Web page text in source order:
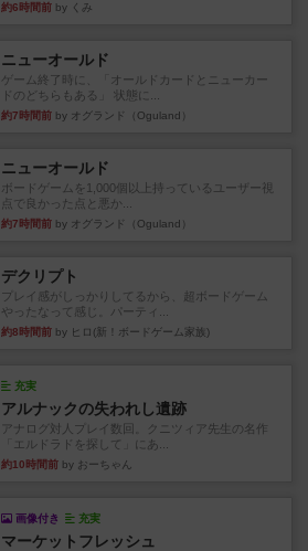
約6時間前 by くみ
ニューオールド
ゲーム終了時に、「オールドカードとニューカー
ドのどちらもある」 状態に...
約7時間前 by オグランド（Oguland）
ニューオールド
ボードゲームを1,000個以上持っているユーザー視
点で良かった点と悪か...
約7時間前 by オグランド（Oguland）
デクリプト
プレイ感がしっかりしてるから、超ボードゲーム
やったなって感じ。パーティ...
約8時間前 by ヒロ(新！ボードゲーム家族)
充実
アルナックの失われし遺跡
アナログ対人プレイ数回。クニツィア先生の名作
「エルドラドを探して」にあ...
約10時間前 by おーちゃん
画像付き 充実
マーケットフレッシュ